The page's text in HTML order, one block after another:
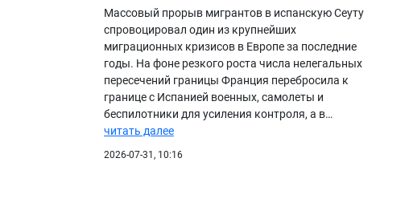
Практика
БИБЛИОТЕКА
ВИДЕО
ФОТО
Массовый прорыв мигрантов в испанскую Сеуту
спровоцировал один из крупнейших
миграционных кризисов в Европе за последние
годы. На фоне резкого роста числа нелегальных
пересечений границы Франция перебросила к
границе с Испанией военных, самолеты и
беспилотники для усиления контроля, а в…
читать далее
2026-07-31, 10:16